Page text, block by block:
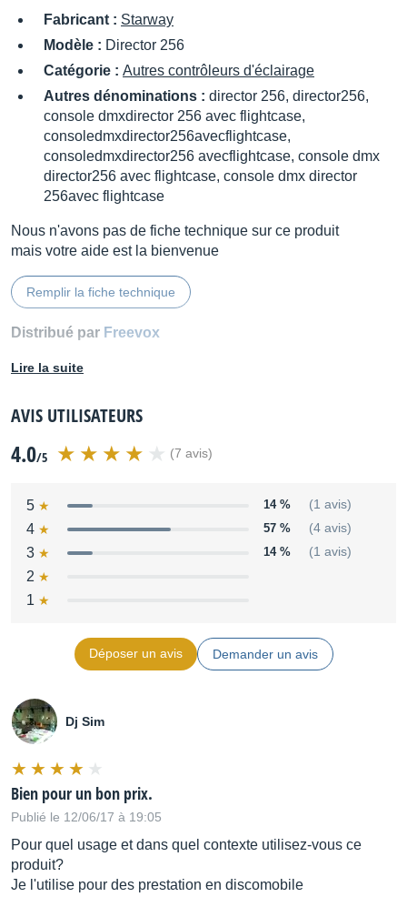
Fabricant : Starway
Modèle : Director 256
Catégorie : Autres contrôleurs d'éclairage
Autres dénominations : director 256, director256,
console dmxdirector 256 avec flightcase,
consoledmxdirector256avecflightcase,
consoledmxdirector256 avecflightcase, console dmx
director256 avec flightcase, console dmx director
256avec flightcase
Nous n'avons pas de fiche technique sur ce produit
mais votre aide est la bienvenue
Remplir la fiche technique
Distribué par Freevox
Lire la suite
AVIS UTILISATEURS
4.0/5 (7 avis)
5 14 % (1 avis)
4 57 % (4 avis)
3 14 % (1 avis)
2
1
Déposer un avis Demander un avis
Dj Sim
Bien pour un bon prix.
Publié le 12/06/17 à 19:05
Pour quel usage et dans quel contexte utilisez-vous ce
produit?
Je l'utilise pour des prestation en discomobile